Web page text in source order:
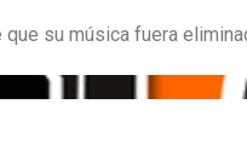
su música fuera